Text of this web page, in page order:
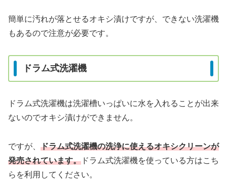
簡単に汚れが落とせるオキシ漬けですが、できない洗濯機
もあるので注意が必要です。
ドラム式洗濯機
ドラム式洗濯機は洗濯槽いっぱいに水を入れることが出来
ないのでオキシ漬けができません。
ですが、 ドラム式洗濯機の洗浄に使えるオキシクリーンが
発売されています。 ドラム式洗濯機を使っている方はこち
らを利用してください。